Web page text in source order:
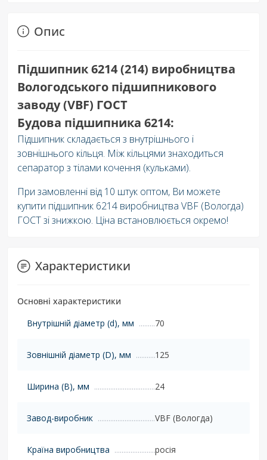
Опис
Підшипник 6214 (214) виробництва
Вологодського підшипникового
заводу (VBF) ГОСТ
Будова підшипника 6214:
Підшипник складається з внутрішнього і
зовнішнього кільця. Між кільцями знаходиться
сепаратор з тілами кочення (кульками).
При замовленні від 10 штук оптом, Ви можете
купити підшипник 6214 виробництва VBF (Вологда)
ГОСТ зі знижкою. Ціна встановлюється окремо!
Характеристики
Основні характеристики
Внутрішній діаметр (d), мм
70
Зовнішній діаметр (D), мм 125
Ширина (B), мм 24
Завод-виробник VBF (Вологда)
Країна виробництва росія